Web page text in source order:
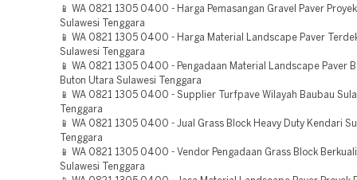
📱 WA 0821 1305 0400 - Harga Pemasangan Gravel Paver
Sulawesi Tenggara
📱 WA 0821 1305 0400 - Harga Material Landscape Paver
Sulawesi Tenggara
📱 WA 0821 1305 0400 - Pengadaan Material Landscape Paver
Buton Utara Sulawesi Tenggara
📱 WA 0821 1305 0400 - Supplier Turfpave Wilayah Baubau
Tenggara
📱 WA 0821 1305 0400 - Jual Grass Block Heavy Duty Kendari
Tenggara
📱 WA 0821 1305 0400 - Vendor Pengadaan Grass Block
Sulawesi Tenggara